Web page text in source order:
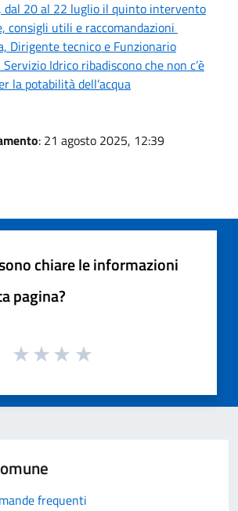
dal 20 al 22 luglio il quinto intervento
consigli utili e raccomandazioni
Dirigente tecnico e Funzionario
Idrico ribadiscono che non c’è
la potabilità dell’acqua
: 21 agosto 2025, 12:39
chiare le informazioni
pagina?
frequenti